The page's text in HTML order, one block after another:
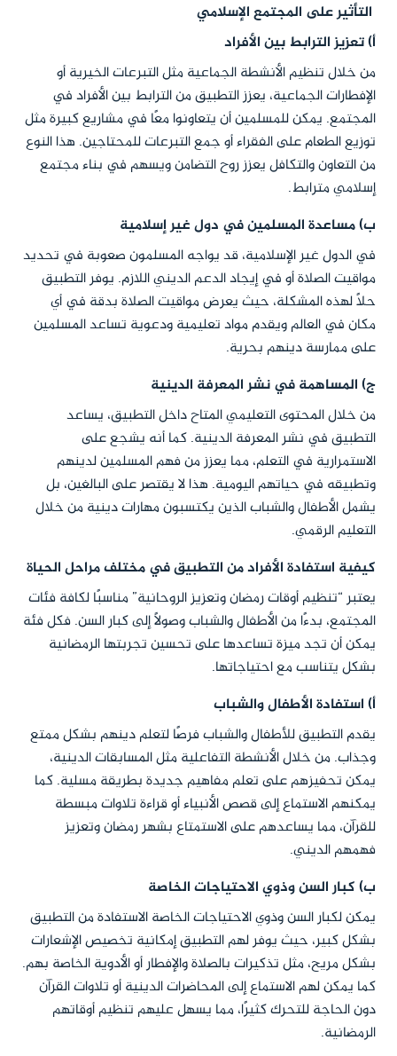
التأثير على المجتمع الإسلامي
أ) تعزيز الترابط بين الأفراد
من خلال تنظيم الأنشطة الجماعية مثل التبرعات الخيرية أو
الإفطارات الجماعية، يعزز التطبيق من الترابط بين الأفراد في
المجتمع. يمكن للمسلمين أن يتعاونوا معًا في مشاريع كبيرة مثل
توزيع الطعام على الفقراء أو جمع التبرعات للمحتاجين. هذا النوع
من التعاون والتكافل يعزز روح التضامن ويسهم في بناء مجتمع
إسلامي مترابط.
ب) مساعدة المسلمين في دول غير إسلامية
في الدول غير الإسلامية، قد يواجه المسلمون صعوبة في تحديد
مواقيت الصلاة أو في إيجاد الدعم الديني اللازم. يوفر التطبيق
حلاً لهذه المشكلة، حيث يعرض مواقيت الصلاة بدقة في أي
مكان في العالم ويقدم مواد تعليمية ودعوية تساعد المسلمين
على ممارسة دينهم بحرية.
ج) المساهمة في نشر المعرفة الدينية
من خلال المحتوى التعليمي المتاح داخل التطبيق، يساعد
التطبيق في نشر المعرفة الدينية. كما أنه يشجع على
الاستمرارية في التعلم، مما يعزز من فهم المسلمين لدينهم
وتطبيقه في حياتهم اليومية. هذا لا يقتصر على البالغين، بل
يشمل الأطفال والشباب الذين يكتسبون مهارات دينية من خلال
التعليم الرقمي.
كيفية استفادة الأفراد من التطبيق في مختلف مراحل الحياة
يعتبر “تنظيم أوقات رمضان وتعزيز الروحانية” مناسبًا لكافة فئات
المجتمع، بدءًا من الأطفال والشباب وصولًا إلى كبار السن. فكل فئة
يمكن أن تجد ميزة تساعدها على تحسين تجربتها الرمضانية
بشكل يتناسب مع احتياجاتها.
أ) استفادة الأطفال والشباب
يقدم التطبيق للأطفال والشباب فرصًا لتعلم دينهم بشكل ممتع
وجذاب. من خلال الأنشطة التفاعلية مثل المسابقات الدينية،
يمكن تحفيزهم على تعلم مفاهيم جديدة بطريقة مسلية. كما
يمكنهم الاستماع إلى قصص الأنبياء أو قراءة تلاوات مبسطة
للقرآن، مما يساعدهم على الاستمتاع بشهر رمضان وتعزيز
فهمهم الديني.
ب) كبار السن وذوي الاحتياجات الخاصة
يمكن لكبار السن وذوي الاحتياجات الخاصة الاستفادة من التطبيق
بشكل كبير، حيث يوفر لهم التطبيق إمكانية تخصيص الإشعارات
بشكل مريح، مثل تذكيرات بالصلاة والإفطار أو الأدوية الخاصة بهم.
كما يمكن لهم الاستماع إلى المحاضرات الدينية أو تلاوات القرآن
دون الحاجة للتحرك كثيرًا، مما يسهل عليهم تنظيم أوقاتهم
الرمضانية.